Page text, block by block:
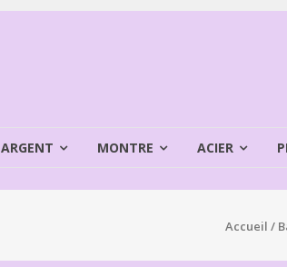
ARGENT MONTRE ACIER
Accueil /